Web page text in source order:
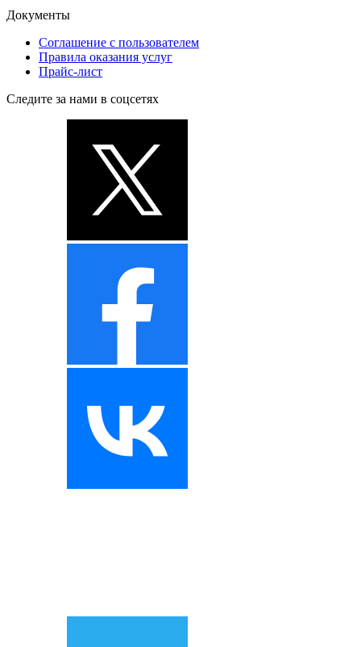
Документы
Соглашение с пользователем
Правила оказания услуг
Прайс-лист
Следите за нами в соцсетях